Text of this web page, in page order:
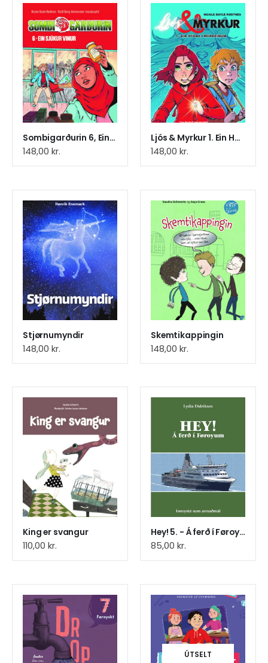
Sombigarðurin 6, Ein sjúkur vinur
148,00 kr.
Ljós & Myrkur 1. Ein Hýena í myrkrinum
148,00 kr.
Stjørnumyndir
148,00 kr.
Skemtikappingin
148,00 kr.
King er svangur
110,00 kr.
Hey! 5. - Á ferð í Føroyum
85,00 kr.
ÚTSELT